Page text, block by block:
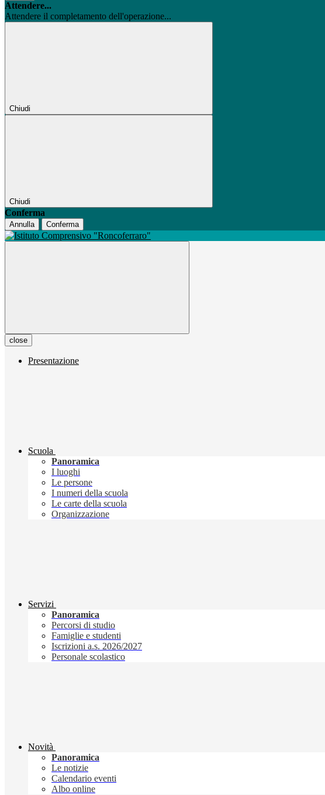
Attendere...
Attendere il completamento dell'operazione...
Chiudi
Chiudi
Conferma
Annulla Conferma
close
Presentazione
Scuola
Panoramica
I luoghi
Le persone
I numeri della scuola
Le carte della scuola
Organizzazione
Servizi
Panoramica
Percorsi di studio
Famiglie e studenti
Iscrizioni a.s. 2026/2027
Personale scolastico
Novità
Panoramica
Le notizie
Calendario eventi
Albo online